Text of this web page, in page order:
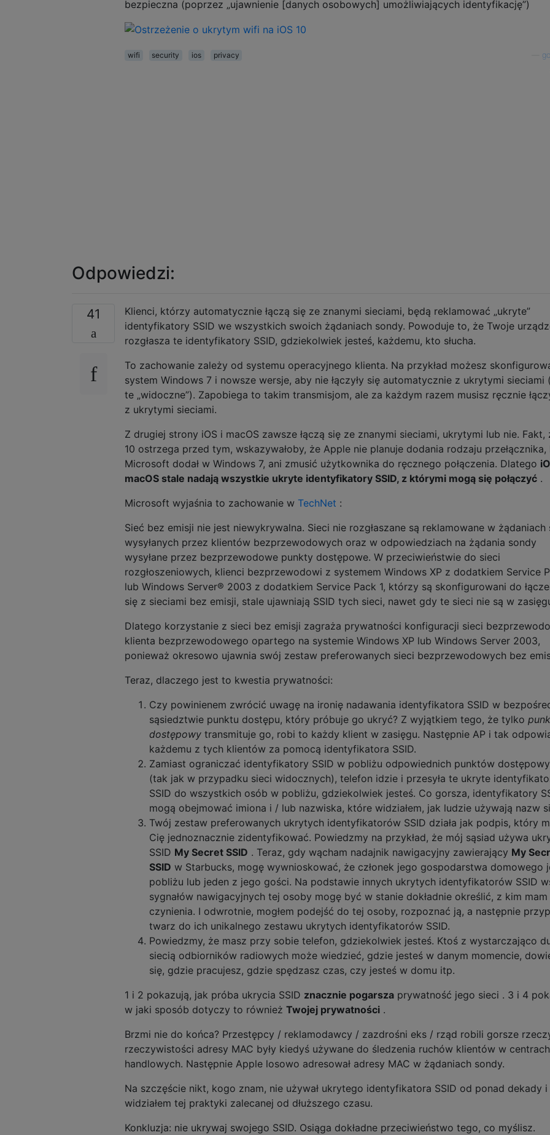
bezpieczna (poprzez „ujawnienie [danych osobowych] umożliwiających identyfikację”)
wifi security ios privacy
Odpowiedzi:
41
Klienci, którzy automatycznie łączą się ze znanymi sieciami, będą reklamować „ukryte”
identyfikatory SSID we wszystkich swoich żądaniach sondy. Powoduje to, że Twoje
rozgłasza te identyfikatory SSID, gdziekolwiek jesteś, każdemu, kto słucha.
To zachowanie zależy od systemu operacyjnego klienta. Na przykład możesz
system Windows 7 i nowsze wersje, aby nie łączyły się automatycznie z ukrytymi sieciami
te „widoczne”). Zapobiega to takim transmisjom, ale za każdym razem musisz ręcznie
z ukrytymi sieciami.
Z drugiej strony iOS i macOS zawsze łączą się ze znanymi sieciami, ukrytymi lub nie. Fakt,
10 ostrzega przed tym, wskazywałoby, że Apple nie planuje dodania rodzaju
Microsoft dodał w Windows 7, ani zmusić użytkownika do ręcznego połączenia. Dlatego
macOS stale nadają wszystkie ukryte identyfikatory SSID, z którymi mogą się połączyć .
Microsoft wyjaśnia to zachowanie w TechNet :
Sieć bez emisji nie jest niewykrywalna. Sieci nie rozgłaszane są reklamowane w żądaniach
wysyłanych przez klientów bezprzewodowych oraz w odpowiedziach na żądania sondy
wysyłane przez bezprzewodowe punkty dostępowe. W przeciwieństwie do sieci
rozgłoszeniowych, klienci bezprzewodowi z systemem Windows XP z dodatkiem Service
lub Windows Server® 2003 z dodatkiem Service Pack 1, którzy są skonfigurowani do
się z sieciami bez emisji, stale ujawniają SSID tych sieci, nawet gdy te sieci nie są w
Dlatego korzystanie z sieci bez emisji zagraża prywatności konfiguracji sieci
klienta bezprzewodowego opartego na systemie Windows XP lub Windows Server 2003,
ponieważ okresowo ujawnia swój zestaw preferowanych sieci bezprzewodowych bez
Teraz, dlaczego jest to kwestia prywatności:
Czy powinienem zwrócić uwagę na ironię nadawania identyfikatora SSID w
sąsiedztwie punktu dostępu, który próbuje go ukryć? Z wyjątkiem tego, że tylko
dostępowy transmituje go, robi to każdy klient w zasięgu. Następnie AP i tak
każdemu z tych klientów za pomocą identyfikatora SSID.
Zamiast ograniczać identyfikatory SSID w pobliżu odpowiednich punktów
(tak jak w przypadku sieci widocznych), telefon idzie i przesyła te ukryte
SSID do wszystkich osób w pobliżu, gdziekolwiek jesteś. Co gorsza, identyfikatory
mogą obejmować imiona i / lub nazwiska, które widziałem, jak ludzie używają nazw
Twój zestaw preferowanych ukrytych identyfikatorów SSID działa jak podpis, który
Cię jednoznacznie zidentyfikować. Powiedzmy na przykład, że mój sąsiad używa
SSID My Secret SSID . Teraz, gdy wącham nadajnik nawigacyjny zawierający My
SSID w Starbucks, mogę wywnioskować, że członek jego gospodarstwa domowego
pobliżu lub jeden z jego gości. Na podstawie innych ukrytych identyfikatorów SSID
sygnałów nawigacyjnych tej osoby mogę być w stanie dokładnie określić, z kim mam
czynienia. I odwrotnie, mogłem podejść do tej osoby, rozpoznać ją, a następnie
twarz do ich unikalnego zestawu ukrytych identyfikatorów SSID.
Powiedzmy, że masz przy sobie telefon, gdziekolwiek jesteś. Ktoś z wystarczająco
siecią odbiorników radiowych może wiedzieć, gdzie jesteś w danym momencie,
się, gdzie pracujesz, gdzie spędzasz czas, czy jesteś w domu itp.
1 i 2 pokazują, jak próba ukrycia SSID znacznie pogarsza prywatność jego sieci . 3 i 4
w jaki sposób dotyczy to również Twojej prywatności .
Brzmi nie do końca? Przestępcy / reklamodawcy / zazdrośni eks / rząd robili gorsze
rzeczywistości adresy MAC były kiedyś używane do śledzenia ruchów klientów w centrach
handlowych. Następnie Apple losowo adresował adresy MAC w żądaniach sondy.
Na szczęście nikt, kogo znam, nie używał ukrytego identyfikatora SSID od ponad dekady i
widziałem tej praktyki zalecanej od dłuższego czasu.
Konkluzja: nie ukrywaj swojego SSID. Osiąga dokładne przeciwieństwo tego, co myślisz.